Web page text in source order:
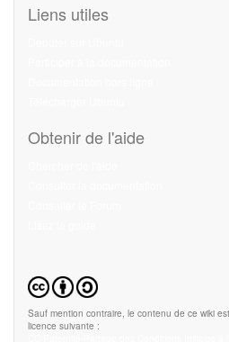
Liens utiles
Obtenir de l'aide
Sauf mention contraire, le contenu de ce wiki
licence suivante :